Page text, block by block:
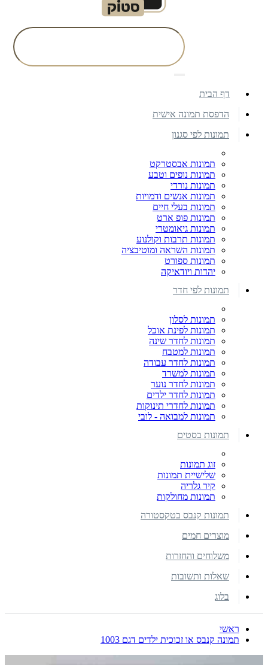
דף הבית
הדפסת תמונה אישית
תמונות לפי סגנון
תמונות אבסטרקט
תמונות נופים וטבע
תמונות נורדי
תמונות אנשים ודמויות
תמונות בעלי חיים
תמונות פופ ארט
תמונות גיאומטרי
תמונות תרבות וקולנוע
תמונות השראה ומוטיבציה
תמונות ספורט
יהדות ויודאיקה
תמונות לפי חדר
תמונות לסלון
תמונות לפינת אוכל
תמונות לחדר שינה
תמונות למטבח
תמונות לחדר עבודה
תמונות למשרד
תמונות לחדר נוער
תמונות לחדר ילדים
תמונות לחדרי תינוקות
תמונות למבואה - לובי
תמונות בסטים
זוג תמונות
שלישיית תמונות
קיר גלריה
תמונות מחולקות
תמונות קנבס בטקסטורה
מוצרים חמים
משלוחים והחזרות
שאלות ותשובות
בלוג
ראשי
תמונה קנבס או זכוכית ילדים דגם 1003